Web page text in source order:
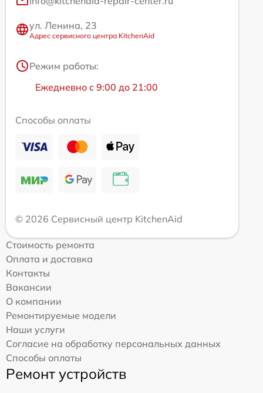
ул. Ленина, 23
Адрес сервисного центра KitchenAid
Режим работы:
Ежедневно с 9:00 до 21:00
Способы оплаты
© 2026 Сервисный центр KitchenAid
Стоимость ремонта
Оплата и доставка
Контакты
Вакансии
О компании
Ремонтируемые модели
Наши услуги
Согласие на обработку персональных данных
Способы оплаты
Ремонт устройств